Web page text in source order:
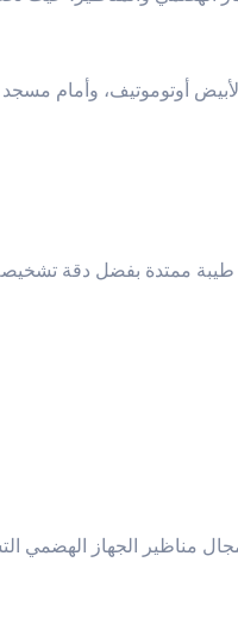
مسجد آل حمد – 19 شارع أحمد كامل، الدور
طيبة ممتدة بفضل دقة
الجهاز الهضمي